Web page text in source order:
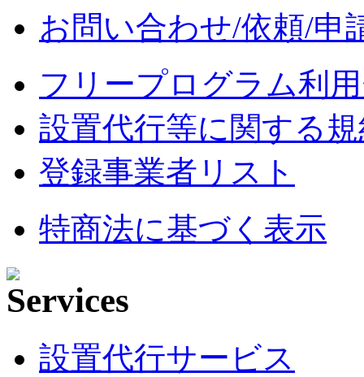
お問い合わせ/依頼/申
フリープログラム利
設置代行等に関する
登録事業者リスト
特商法に基づく表示
設置代行サービス